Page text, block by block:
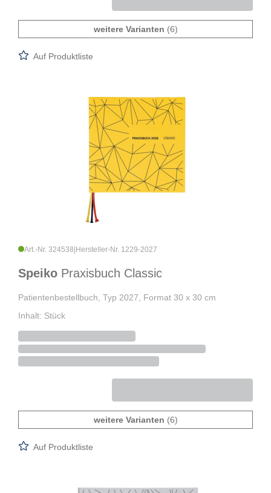
weitere Varianten (6)
Auf Produktliste
Art.-Nr. 324538 Hersteller-Nr. 1229-2027
Speiko Praxisbuch Classic
Patientenbestellbuch, Typ 2027, Format 30 x 30 cm
Inhalt: Stück
weitere Varianten (6)
Auf Produktliste